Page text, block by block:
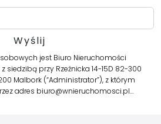
jest Biuro Nieruchomości
siedzibą przy Rzeźnicka 14-15D 82-300
Malbork (“Administrator”), z którym
adres biuro@wnieruchomosci.pl…